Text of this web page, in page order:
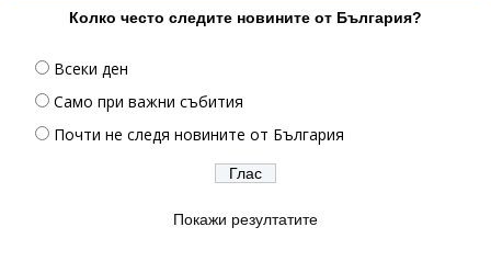
Колко често следите новините от България?
Всеки ден
Само при важни събития
Почти не следя новините от България
Покажи резултатите